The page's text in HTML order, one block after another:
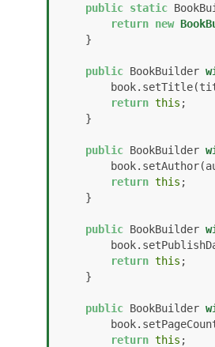
public static
return new
public BookBuilder
return this ;
public BookBuilder
return this ;
public BookBuilder
return this ;
public BookBuilder
return this ;